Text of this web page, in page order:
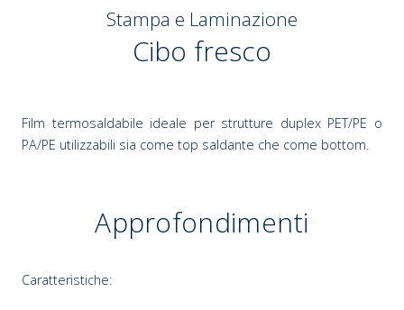
Stampa e Laminazione
Cibo fresco
Film termosaldabile ideale per strutture duplex PET/PE o
PA/PE utilizzabili sia come top saldante che come bottom.
Approfondimenti
Caratteristiche: